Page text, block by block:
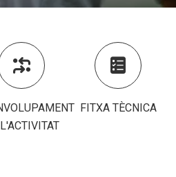
 
FITXA TÈCNICA
SECTOR
SECTOR